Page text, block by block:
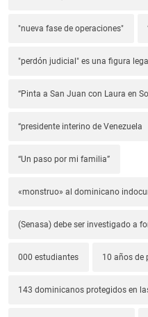
"nueva fase de operaciones"
"perdón judicial" es una figura legal
“Pinta a San Juan con Laura en
“presidente interino de Venezuela
“Un paso por mi familia”
«monstruo» al dominicano
(Senasa) debe ser investigado a
000 estudiantes 10 años de
143 dominicanos protegidos en